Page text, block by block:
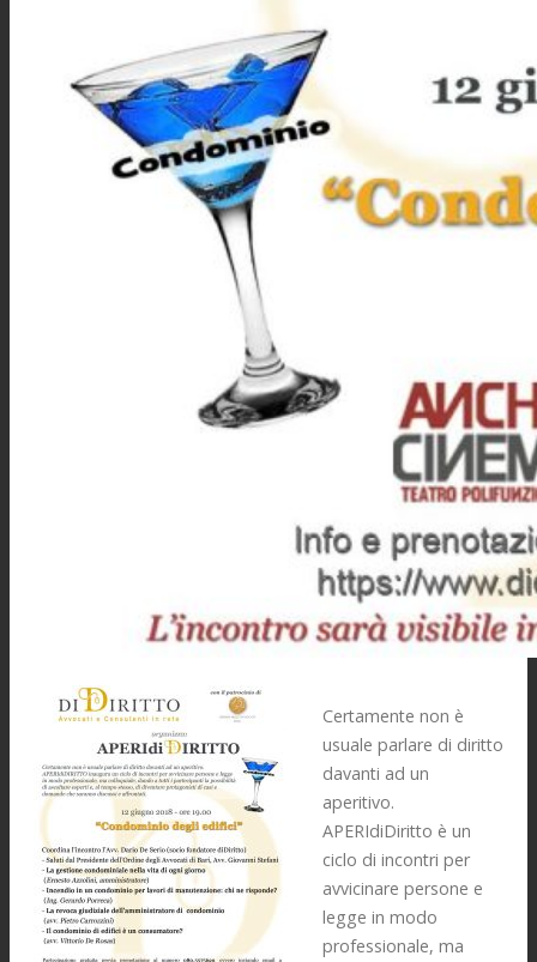
Certamente non è
usuale parlare di diritto
davanti ad un
aperitivo.
APERIdiDiritto è un
ciclo di incontri per
avvicinare persone e
legge in modo
professionale, ma